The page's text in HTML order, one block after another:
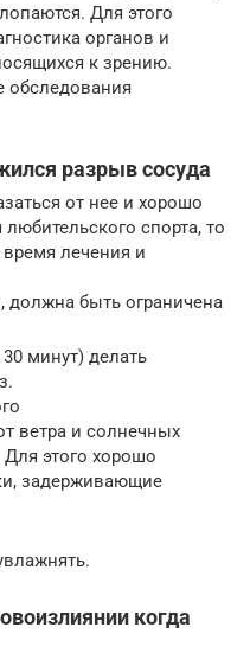
Для этого
органов и
к зрению.
обследования
разрыв сосуда
от нее и хорошо
спорта, то
лечения и
должна быть ограничена
минут) делать
ветра и солнечных
этого хорошо
задерживающие
когда